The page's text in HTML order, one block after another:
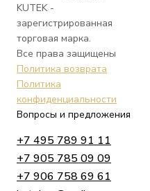
KUTEK -
зарегистрированная
торговая марка.
Все права защищены
Политика возврата
Политика
конфиденциальности
Вопросы и предложения
+7 495 789 91 11
+7 905 785 09 09
+7 906 758 69 61